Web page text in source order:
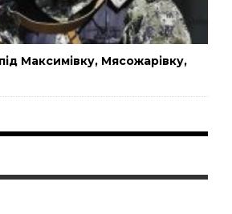
Максимівку, Мясожарівку,